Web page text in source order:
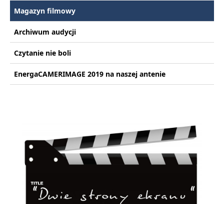
Magazyn filmowy
Archiwum audycji
Czytanie nie boli
EnergaCAMERIMAGE 2019 na naszej antenie